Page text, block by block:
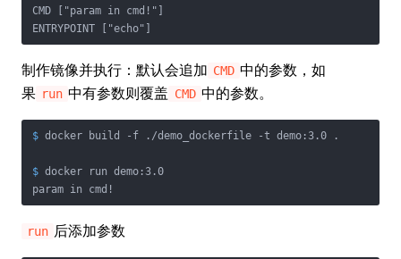
CMD ["param in cmd!"]
ENTRYPOINT ["echo"]
制作镜像并执行：默认会追加 CMD 中的参数，如
果 run 中有参数则覆盖 CMD 中的参数。
$ docker build -f ./demo_dockerfile -t demo:3.0 .
$ docker run demo:3.0
param in cmd!
run 后添加参数